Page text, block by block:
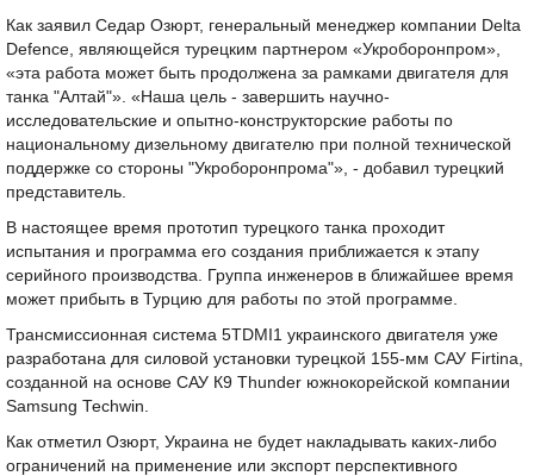
Как заявил Седар Озюрт, генеральный менеджер компании Delta
Defence, являющейся турецким партнером «Укроборонпром»,
«эта работа может быть продолжена за рамками двигателя для
танка "Алтай"». «Наша цель - завершить научно-
исследовательские и опытно-конструкторские работы по
национальному дизельному двигателю при полной технической
поддержке со стороны "Укроборонпрома"», - добавил турецкий
представитель.
В настоящее время прототип турецкого танка проходит
испытания и программа его создания приближается к этапу
серийного производства. Группа инженеров в ближайшее время
может прибыть в Турцию для работы по этой программе.
Трансмиссионная система 5TDMI1 украинского двигателя уже
разработана для силовой установки турецкой 155-мм САУ Firtina,
созданной на основе САУ К9 Thunder южнокорейской компании
Samsung Techwin.
Как отметил Озюрт, Украина не будет накладывать каких-либо
ограничений на применение или экспорт перспективного